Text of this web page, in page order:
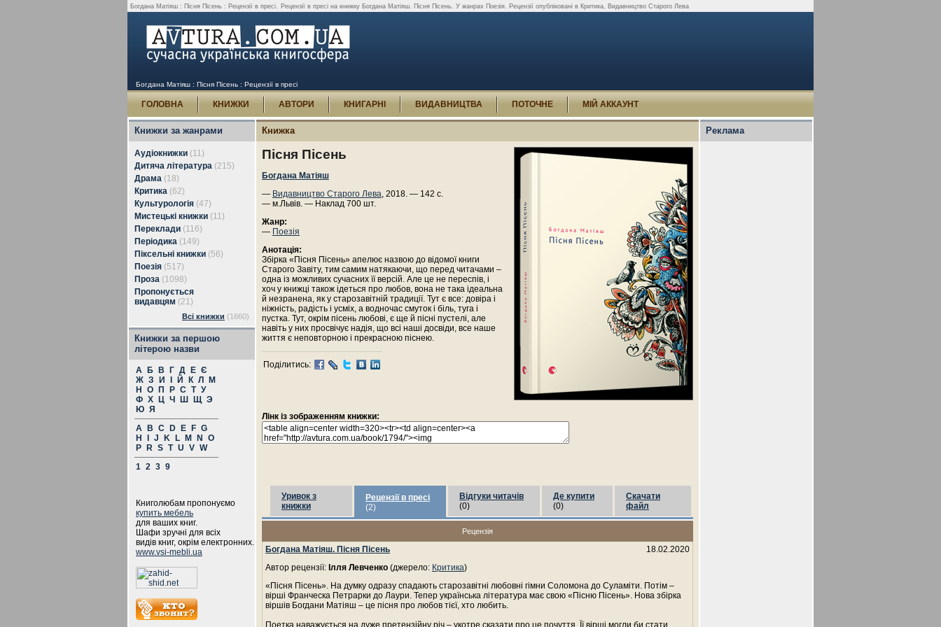
Богдана Матіяш : Пісня Пісень : Рецензії в пресі. Рецензії в пресі на книжку Богдана Матіяш. Пісня Пісень. У жанрах Поезія. Рецензії опубліковані в Критика, Видавництво Старого Лева
Богдана Матіяш : Пісня Пісень : Рецензії в пресі
ГОЛОВНА КНИЖКИ АВТОРИ КНИГАРНІ ВИДАВНИЦТВА ПОТОЧНЕ МІЙ АККАУНТ
Книжки за жанрами
Аудіокнижки (11)
Дитяча література (215)
Драма (18)
Критика (62)
Культурологія (47)
Мистецькі книжки (11)
Переклади (116)
Періодика (149)
Піксельні книжки (56)
Поезія (517)
Проза (1098)
Пропонується
видавцям (21)
Всі книжки (1660)
Книжки за першою
літерою назви
А Б В Г Д Е Є
Ж З И Й К Л
М
Н
О П Р С Т У
Ф Х Ц Ч Ш Щ Э
Ю Я
A
B C D E F G
H
J K L M N
O
P
R S T U V W
1 2 3 9
Книголюбам пропонуємо
купить мебель
для ваших книг.
Шафи зручні для всіх
видів книг, окрім електронних.
www.vsi-mebli.ua
Книжка
Пісня Пісень
Богдана Матіяш
— Видавництво Старого Лева, 2018. — 142 с.
— м.Львів. — Наклад 700 шт.
Жанр:
— Поезія
Анотація:
Збірка «Пісня Пісень» апелює назвою до відомої книги
Старого Завіту, тим самим натякаючи, що перед читачами –
одна із можливих сучасних її версій. Але це не переспів, і
хоч у книжці також ідеться про любов, вона не така ідеальна
й незранена, як у старозавітній традиції. Тут є все: довіра і
ніжність, радість і усміх, а водночас смуток і біль, туга і
пустка. Тут, окрім пісень любові, є ще й пісні пустелі, але
навіть у них просвічує надія, що всі наші досвіди, все наше
життя є неповторною і прекрасною піснею.
Поділитись:
Лінк із зображенням книжки:
Уривок з
книжки
Рецензії в пресі
(2)
Відгуки читачів
(0)
Де купити
(0)
Скачати
файл
Рецензія
18.02.2020
Богдана Матіяш. Пісня Пісень
Автор рецензії: Ілля Левченко (джерело: Критика)
«Пісня Пісень». На думку одразу спадають старозавітні любовні гімни Соломона до Суламіти. Потім –
вірші Франческа Петрарки до Лаури. Тепер українська література має свою «Пісню Пісень». Нова збірка
віршів Богдани Матіяш – це пісня про любов тієї, хто любить.
Поетка наважується на дуже претензійну річ – укотре сказати про це почуття. Її вірші могли би стати
Реклама